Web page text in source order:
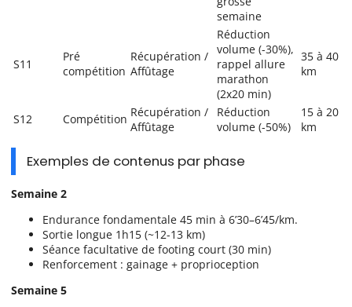
semaine
S11
Pré
compétition
Récupération /
Affûtage
Réduction
volume (-30%),
rappel allure
marathon
(2x20 min)
35 à 40
km
S12 Compétition Récupération /
Affûtage
Réduction
volume (-50%)
15 à 20
km
Exemples de contenus par phase
Semaine 2
Endurance fondamentale 45 min à 6’30–6’45/km.
Sortie longue 1h15 (~12-13 km)
Séance facultative de footing court (30 min)
Renforcement : gainage + proprioception
Semaine 5